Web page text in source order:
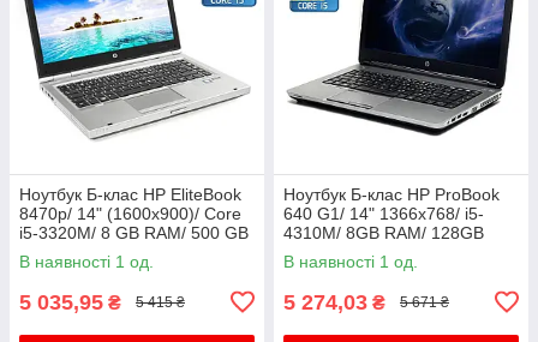
Ноутбук Б-клас HP EliteBook
8470p/ 14" (1600x900)/ Core
i5-3320M/ 8 GB RAM/ 500 GB
HDD/ HD 4000
В наявності 1 од.
5 035,95 ₴ 5 415 ₴
Ноутбук Б-клас HP ProBook
640 G1/ 14" 1366x768/ i5-
4310M/ 8GB RAM/ 128GB
SSD+750GB HDD/ HD 4600/
АКБ 0%
В наявності 1 од.
5 274,03 ₴ 5 671 ₴